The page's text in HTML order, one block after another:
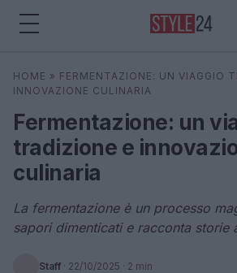
Cerca
HOME » FERMENTAZIONE: UN VIAGGIO
INNOVAZIONE CULINARIA
Fermentazione: un
tradizione e
culinaria
La fermentazione è un processo
sapori dimenticati e racconta storie
Staff · 22/10/2025 · 2 min